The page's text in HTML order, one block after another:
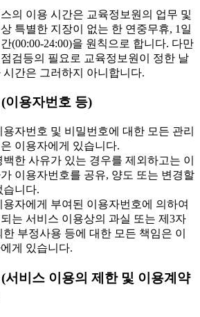
의 이용 시간은 교육정보원의 업무 및
특별한 지장이 없는 한 연중무휴, 1일
(00:00-24:00)을 원칙으로 합니다. 다만
검등의 필요로 교육정보원이 정한 날
시간은 그러하지 아니합니다.
이용자번호 등)
자번호 및 비밀번호에 대한 모든 관리
이용자에게 있습니다.
한 사유가 있는 경우를 제외하고는 이
이용자번호를 공유, 양도 또는 변경할
습니다.
자에게 부여된 이용자번호에 의하여
는 서비스 이용상의 과실 또는 제3자
한 부정사용 등에 대한 모든 책임은 이
게 있습니다.
서비스 이용의 제한 및 이용계약